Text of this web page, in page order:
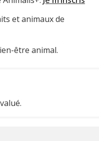
et animaux de
être animal.